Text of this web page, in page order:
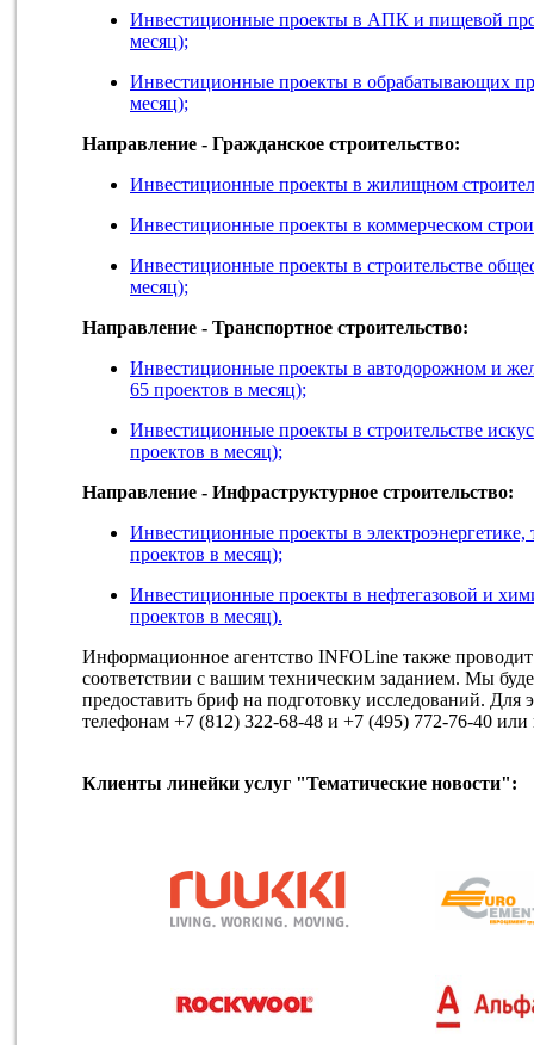
Инвестиционные проекты в АПК и пищевой
месяц);
Инвестиционные проекты в обрабатывающих
месяц);
Направление - Гражданское строительство:
Инвестиционные проекты в жилищном
Инвестиционные проекты в коммерческом
Инвестиционные проекты в строительстве
месяц);
Направление - Транспортное строительство:
Инвестиционные проекты в автодорожном и
65 проектов в месяц);
Инвестиционные проекты в строительстве
проектов в месяц);
Направление - Инфраструктурное строительство:
Инвестиционные проекты в
проектов в месяц);
Инвестиционные проекты в нефтегазовой и
проектов в месяц).
Информационное агентство INFOLine также
соответствии с вашим техническим заданием. Мы
предоставить бриф на подготовку исследований. Для
телефонам +7 (812) 322-68-48 и +7 (495) 772-76-40
Клиенты линейки услуг "Тематические новости":